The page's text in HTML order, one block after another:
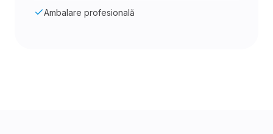
Ambalare profesională